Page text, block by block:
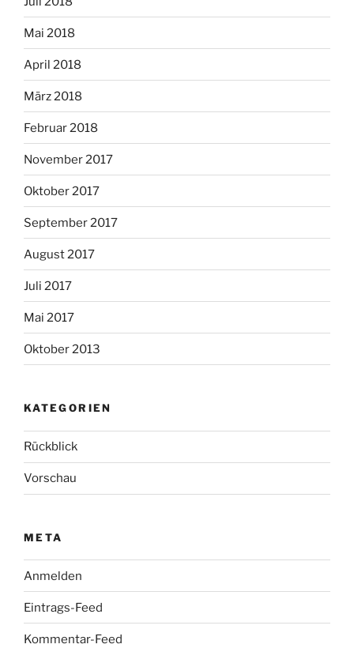
Mai 2018
April 2018
März 2018
Februar 2018
November 2017
Oktober 2017
September 2017
August 2017
Juli 2017
Mai 2017
Oktober 2013
KATEGORIEN
Rückblick
Vorschau
META
Anmelden
Eintrags-Feed
Kommentar-Feed